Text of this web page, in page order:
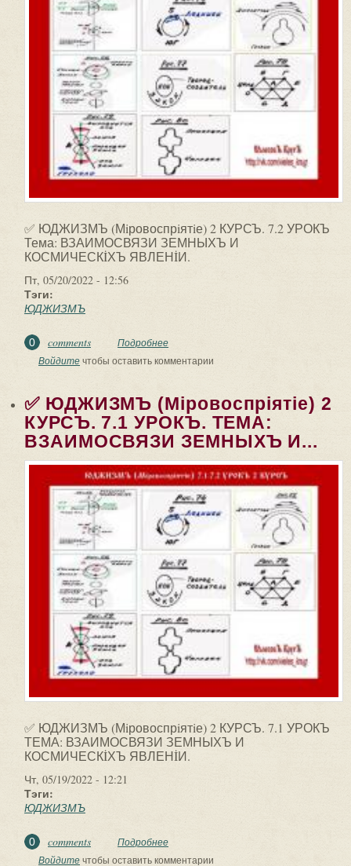
✅ ЮДЖИЗМЪ (Мiровоспрiятiе) 2 КУРСЪ. 7.2 УРОКЪ
Тема: ВЗАИМОСВЯЗИ ЗЕМНЫХЪ И
КОСМИЧЕСКİХЪ ЯВЛЕНİИ.
Пт, 05/20/2022 - 12:56
Тэги:
ЮДЖИЗМЪ
0 comments Подробнее
КУРСЪ. 7.2 УРОКЪ. Тема:
Войдитечтобы оставить комментарии
✅ ЮДЖИЗМЪ (Мiровоспрiятiе) 2
КУРСЪ. 7.1 УРОКЪ. ТЕМА:
ВЗАИМОСВЯЗИ ЗЕМНЫХЪ И...
✅ ЮДЖИЗМЪ (Мiровоспрiятiе) 2 КУРСЪ. 7.1 УРОКЪ
ТЕМА: ВЗАИМОСВЯЗИ ЗЕМНЫХЪ И
КОСМИЧЕСКİХЪ ЯВЛЕНİИ.
Чт, 05/19/2022 - 12:21
Тэги:
ЮДЖИЗМЪ
0 comments Подробнее
КУРСЪ. 7.1 УРОКЪ. ТЕМА:
Войдитечтобы оставить комментарии